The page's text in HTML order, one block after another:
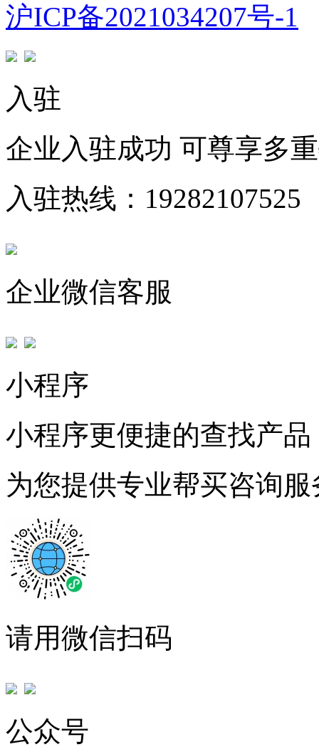
沪ICP备2021034207号-1
入驻
企业入驻成功 可尊享多
入驻热线：19282107525
企业微信客服
小程序
小程序更便捷的查找产品
为您提供专业帮买咨询服
请用微信扫码
公众号